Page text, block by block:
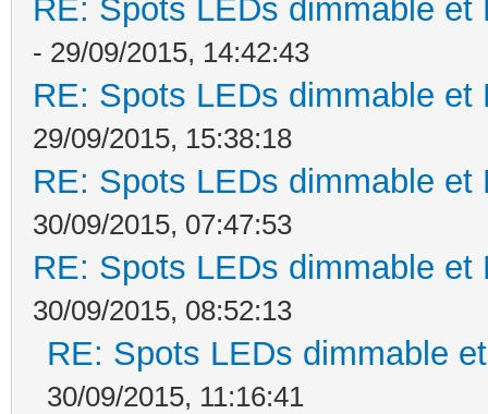
RE: Spots LEDs dimmable
- 29/09/2015, 14:42:43
RE: Spots LEDs dimmable
29/09/2015, 15:38:18
RE: Spots LEDs dimmable
30/09/2015, 07:47:53
RE: Spots LEDs dimmable
30/09/2015, 08:52:13
RE: Spots LEDs dimmable
30/09/2015, 11:16:41